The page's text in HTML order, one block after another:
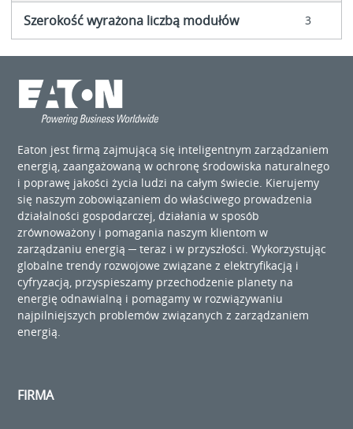
Szerokość wyrażona liczbą modułów 3
Eaton jest firmą zajmującą się inteligentnym zarządzaniem
energią, zaangażowaną w ochronę środowiska naturalnego
i poprawę jakości życia ludzi na całym świecie. Kierujemy
się naszym zobowiązaniem do właściwego prowadzenia
działalności gospodarczej, działania w sposób
zrównoważony i pomagania naszym klientom w
zarządzaniu energią ─ teraz i w przyszłości. Wykorzystując
globalne trendy rozwojowe związane z elektryfikacją i
cyfryzacją, przyspieszamy przechodzenie planety na
energię odnawialną i pomagamy w rozwiązywaniu
najpilniejszych problemów związanych z zarządzaniem
energią.
FIRMA